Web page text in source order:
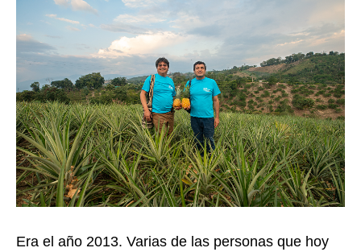
Era el año 2013. Varias de las personas que hoy